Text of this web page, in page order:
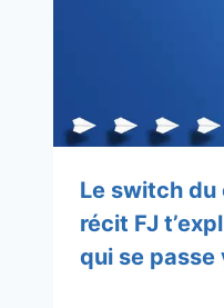
Le switch du
récit FJ
qui se passe